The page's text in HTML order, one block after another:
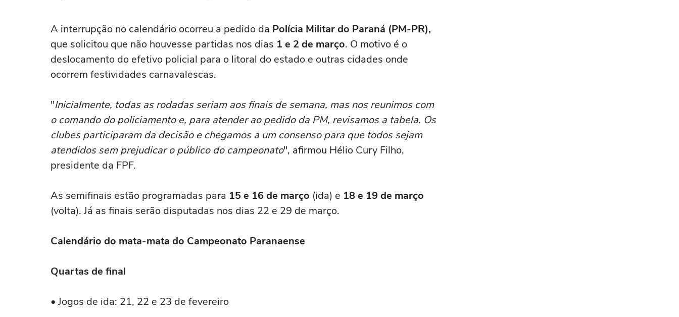
A interrupção no calendário ocorreu a pedido da Polícia Militar do Paraná (PM-PR),
que solicitou que não houvesse partidas nos dias 1 e 2 de março. O motivo é o
deslocamento do efetivo policial para o litoral do estado e outras cidades onde
ocorrem festividades carnavalescas.
"Inicialmente, todas as rodadas seriam aos finais de semana, mas nos reunimos com
o comando do policiamento e, para atender ao pedido da PM, revisamos a tabela. Os
clubes participaram da decisão e chegamos a um consenso para que todos sejam
atendidos sem prejudicar o público do campeonato", afirmou Hélio Cury Filho,
presidente da FPF.
As semifinais estão programadas para 15 e 16 de março (ida) e 18 e 19 de março
(volta). Já as finais serão disputadas nos dias 22 e 29 de março.
Calendário do mata-mata do Campeonato Paranaense
Quartas de final
• Jogos de ida: 21, 22 e 23 de fevereiro